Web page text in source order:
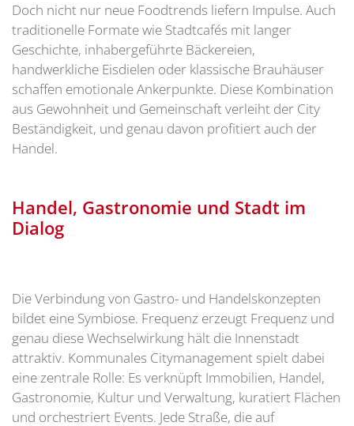
Doch nicht nur neue Foodtrends liefern Impulse. Auch
traditionelle Formate wie Stadtcafés mit langer
Geschichte, inhabergeführte Bäckereien,
handwerkliche Eisdielen oder klassische Brauhäuser
schaffen emotionale Ankerpunkte. Diese Kombination
aus Gewohnheit und Gemeinschaft verleiht der City
Beständigkeit, und genau davon profitiert auch der
Handel.
Handel, Gastronomie und Stadt im
Dialog
Die Verbindung von Gastro- und Handelskonzepten
bildet eine Symbiose. Frequenz erzeugt Frequenz und
genau diese Wechselwirkung hält die Innenstadt
attraktiv. Kommunales Citymanagement spielt dabei
eine zentrale Rolle: Es verknüpft Immobilien, Handel,
Gastronomie, Kultur und Verwaltung, kuratiert Flächen
und orchestriert Events. Jede Straße, die auf